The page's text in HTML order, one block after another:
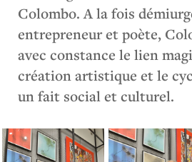
Colombo. A la fois
entrepreneur et poète,
avec constance le lien
création artistique et le
un fait social et culturel.